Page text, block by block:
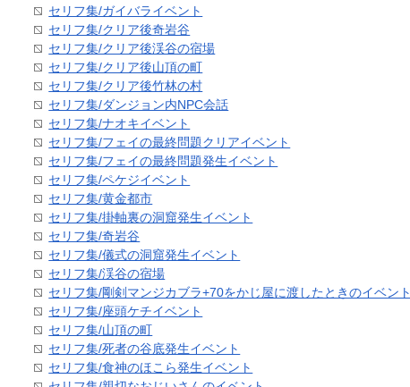
セリフ集/ガイバライベント
セリフ集/クリア後奇岩谷
セリフ集/クリア後渓谷の宿場
セリフ集/クリア後山頂の町
セリフ集/クリア後竹林の村
セリフ集/ダンジョン内NPC会話
セリフ集/ナオキイベント
セリフ集/フェイの最終問題クリアイベント
セリフ集/フェイの最終問題発生イベント
セリフ集/ペケジイベント
セリフ集/黄金都市
セリフ集/掛軸裏の洞窟発生イベント
セリフ集/奇岩谷
セリフ集/儀式の洞窟発生イベント
セリフ集/渓谷の宿場
セリフ集/剛剣マンジカブラ+70をかじ屋に渡したときのイベント
セリフ集/座頭ケチイベント
セリフ集/山頂の町
セリフ集/死者の谷底発生イベント
セリフ集/食神のほこら発生イベント